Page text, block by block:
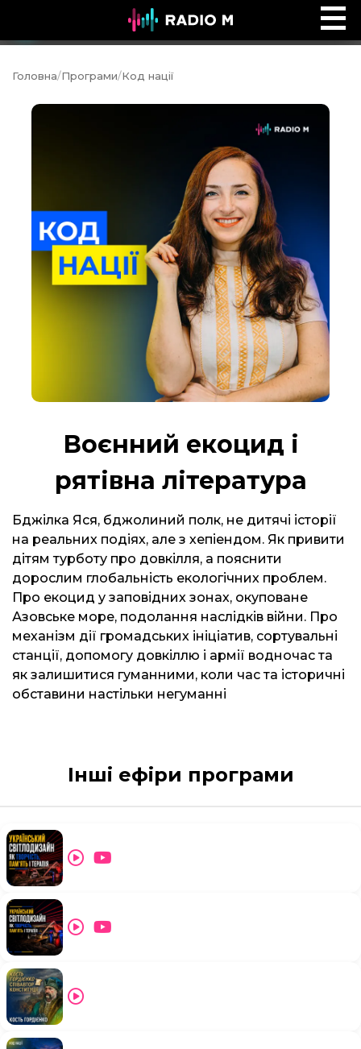
Ефір Radio M
Головна/Програми/Код нації
Воєнний екоцид і
рятівна література
Бджілка Яся, бджолиний полк, не дитячі історії
на реальних подіях, але з хепіендом. Як привити
дітям турботу про довкілля, а пояснити
дорослим глобальність екологічних проблем.
Про екоцид у заповідних зонах, окуповане
Азовське море, подолання наслідків війни. Про
механізм дії громадських ініціатив, сортувальні
станції, допомогу довкіллю і армії водночас та
як залишитися гуманними, коли час та історичні
обставини настільки негуманні
Інші ефіри програми